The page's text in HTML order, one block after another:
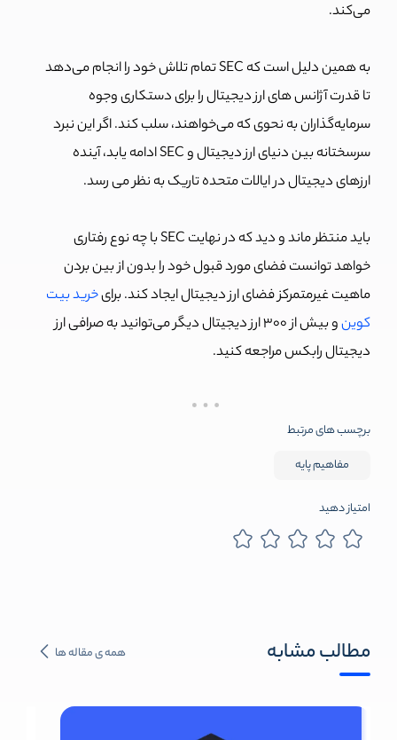
می‌کند.
به همین دلیل است که SEC تمام تلاش خود را انجام می‌دهد
تا قدرت آژانس های ارز دیجیتال را برای دستکاری وجوه
سرمایه‌گذاران به نحوی که می‌خواهند، سلب کند. اگر این نبرد
سرسختانه بین دنیای ارز دیجیتال و SEC ادامه یابد، آینده
ارزهای دیجیتال در ایالات متحده تاریک به نظر می رسد.
باید منتظر ماند و دید که در نهایت SEC با چه نوع رفتاری
خواهد توانست فضای مورد قبول خود را بدون از بین بردن
ماهیت غیرمتمرکز فضای ارز دیجیتال ایجاد کند. برایخرید بیت
کوین
و بیش از 300 ارز دیجیتال دیگر می‌توانید به صرافی ارز
دیجیتال رابکس مراجعه کنید.
برچسب های مرتبط
مفاهیم پایه
امتیاز دهید
مطالب مشابه همه ی مقاله ها